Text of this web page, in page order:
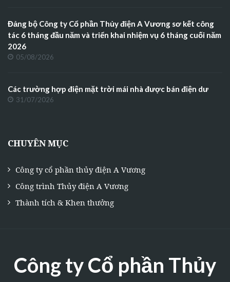
Đảng bộ Công ty Cổ phần Thủy điện A Vương sơ kết công
tác 6 tháng đầu năm và triển khai nhiệm vụ 6 tháng cuối năm
2026
05/08/2026
Các trường hợp điện mặt trời mái nhà được bán điện dư
31/07/2026
CHUYÊN MỤC
Công ty cổ phần thủy điện A Vương
Công trình Thủy điện A Vương
Thành tích & Khen thưởng
Công ty Cổ phần Thủy